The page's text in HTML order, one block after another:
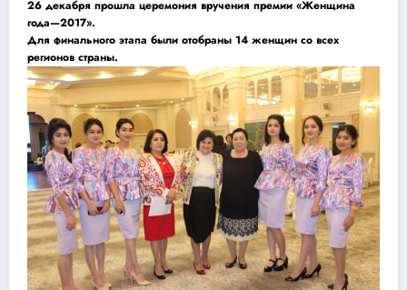
26 декабря прошла церемония вручения премии «Женщина
года—2017».
Для финального этапа были отобраны 14 женщин со всех
регионов страны.